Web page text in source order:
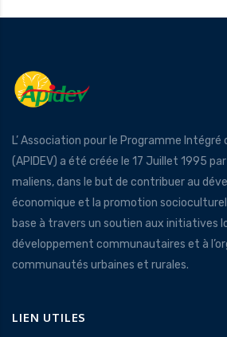
L’ Association pour le Programme
(APIDEV) a été créée le 17 Juillet 1995
maliens, dans le but de contribuer au
économique et la promotion
base à travers un soutien aux initiatives
développement communautaires et à
communautés urbaines et rurales.
LIEN UTILES